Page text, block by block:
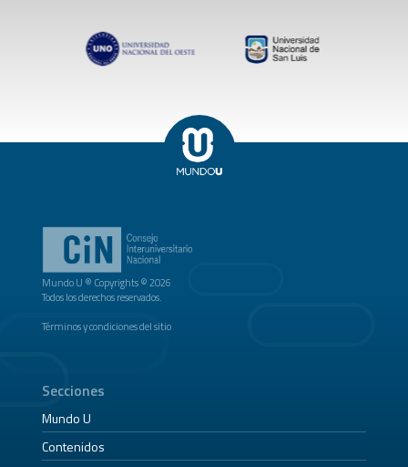
Mundo U ® Copyrights © 2026
Todos los derechos reservados.
Términos y condiciones del sitio
Secciones
Mundo U
Contenidos